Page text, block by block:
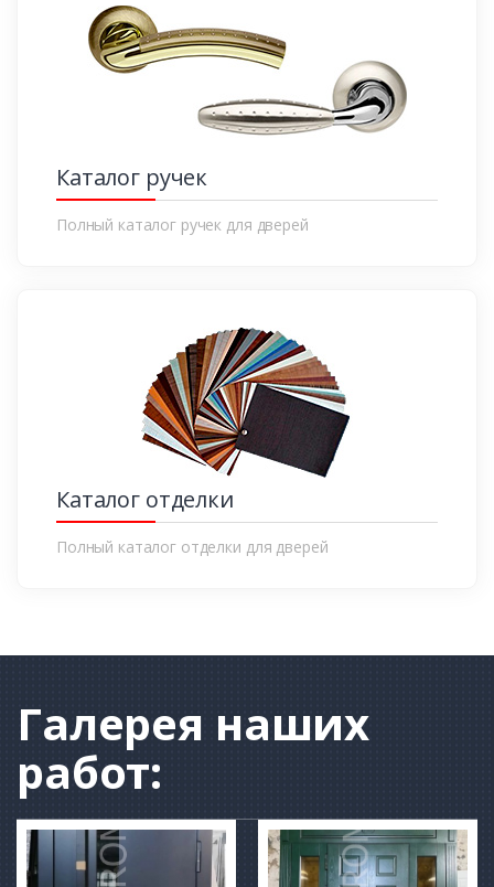
Каталог ручек
Полный каталог ручек для дверей
Каталог отделки
Полный каталог отделки для дверей
Галерея наших
работ: